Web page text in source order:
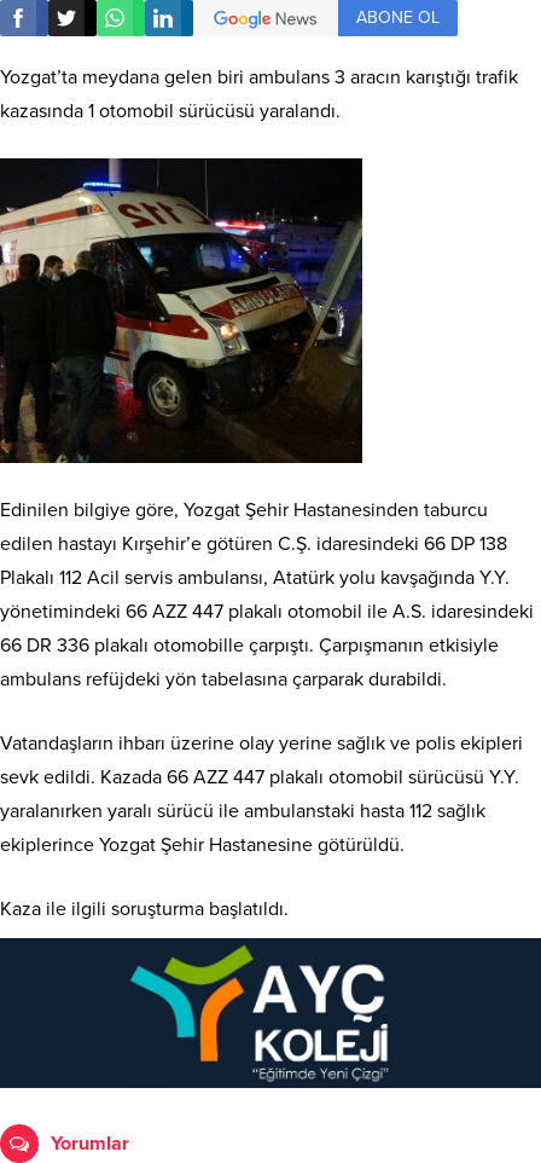
ABONE OL
Yozgat’ta meydana gelen biri ambulans 3 aracın karıştığı trafik
kazasında 1 otomobil sürücüsü yaralandı.
Edinilen bilgiye göre, Yozgat Şehir Hastanesinden taburcu
edilen hastayı Kırşehir’e götüren C.Ş. idaresindeki 66 DP 138
Plakalı 112 Acil servis ambulansı, Atatürk yolu kavşağında Y.Y.
yönetimindeki 66 AZZ 447 plakalı otomobil ile A.S. idaresindeki
66 DR 336 plakalı otomobille çarpıştı. Çarpışmanın etkisiyle
ambulans refüjdeki yön tabelasına çarparak durabildi.
Vatandaşların ihbarı üzerine olay yerine sağlık ve polis ekipleri
sevk edildi. Kazada 66 AZZ 447 plakalı otomobil sürücüsü Y.Y.
yaralanırken yaralı sürücü ile ambulanstaki hasta 112 sağlık
ekiplerince Yozgat Şehir Hastanesine götürüldü.
Kaza ile ilgili soruşturma başlatıldı.
Yorumlar